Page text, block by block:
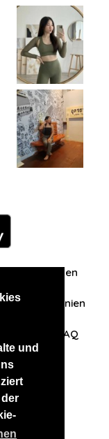
und
Erfahrungen
FAQ